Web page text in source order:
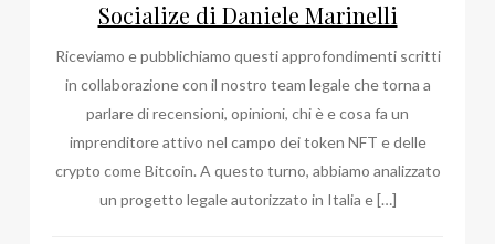
Socialize di Daniele Marinelli
Riceviamo e pubblichiamo questi approfondimenti scritti
in collaborazione con il nostro team legale che torna a
parlare di recensioni, opinioni, chi è e cosa fa un
imprenditore attivo nel campo dei token NFT e delle
crypto come Bitcoin. A questo turno, abbiamo analizzato
un progetto legale autorizzato in Italia e […]